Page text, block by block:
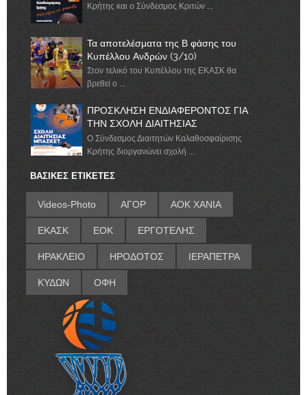
Κρήτης και ο Σύνδεσμος Κριτών ...
Τα αποτελέσματα της Β φάσης του
Κυπέλλου Ανδρών (3/10)
Στον τελικό του Κυπέλλου της ΕΚΑΣΚ θα
βρεθεί ο ...
ΠΡΟΣΚΛΗΣΗ ΕΝΔΙΑΦΕΡΟΝΤΟΣ ΓΙΑ
ΤΗΝ ΣΧΟΛΗ ΔΙΑΙΤΗΣΙΑΣ
Ο Σύνδεσμος Διαιτητών Καλαθοσφαίρισης
Κρήτης διοργανώνει σχολή ...
ΒΑΣΙΚΕΣ ΕΤΙΚΕΤΕΣ
Videos-Photo ΑΓΟΡ ΑΟΚ ΧΑΝΙΑ
ΕΚΑΣΚ ΕΟΚ ΕΡΓΟΤΕΛΗΣ
ΗΡΑΚΛΕΙΟ ΗΡΟΔΟΤΟΣ ΙΕΡΑΠΕΤΡΑ
ΚΥΔΩΝ ΟΦΗ